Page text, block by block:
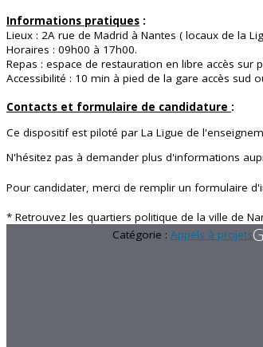
Informations pratiques :
Lieux : 2A rue de Madrid à Nantes ( locaux de la
Horaires : 09h00 à 17h00.
Repas : espace de restauration en libre accès
Accessibilité : 10 min à pied de la gare accès sud
Contacts et formulaire de candidature :
Ce dispositif est piloté par La Ligue de
N'hésitez pas à demander plus d'informations
Pour candidater, merci de remplir un formulaire
* Retrouvez les quartiers politique de la ville de
Catégorie : Appels à projets